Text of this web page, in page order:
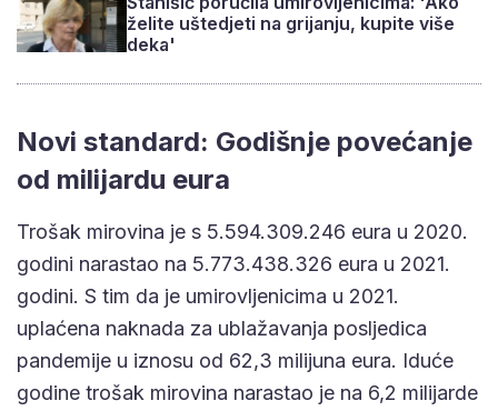
želite uštedjeti na grijanju, kupite više
deka'
Novi standard: Godišnje povećanje
od milijardu eura
Trošak mirovina je s 5.594.309.246 eura u 2020.
godini narastao na 5.773.438.326 eura u 2021.
godini. S tim da je umirovljenicima u 2021.
uplaćena naknada za ublažavanja posljedica
pandemije u iznosu od 62,3 milijuna eura. Iduće
godine trošak mirovina narastao je na 6,2 milijarde